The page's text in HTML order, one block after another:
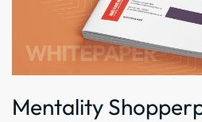
Mentality